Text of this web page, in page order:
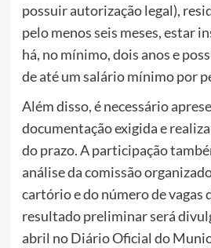
possuir autorização legal),
pelo menos seis meses, estar
há, no mínimo, dois anos e
de até um salário mínimo por
Além disso, é necessário
documentação exigida e
do prazo. A participação
análise da comissão
cartório e do número de vagas
resultado preliminar será
abril no Diário Oficial do